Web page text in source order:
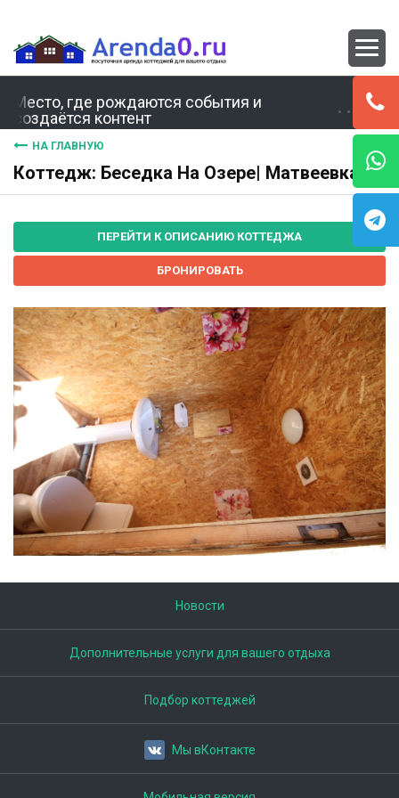
Место, где рождаются события и
создаётся контент
НА ГЛАВНУЮ
Коттедж: Беседка На Озере| Матвеевка
ПЕРЕЙТИ К ОПИСАНИЮ КОТТЕДЖА
БРОНИРОВАТЬ
Новости
Дополнительные услуги для вашего отдыха
Подбор коттеджей
Мы вКонтакте